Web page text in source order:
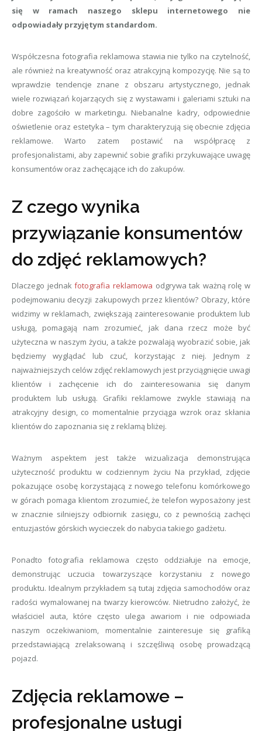
się w ramach naszego sklepu internetowego nie
odpowiadały przyjętym standardom.
Współczesna fotografia reklamowa stawia nie tylko na czytelność,
ale również na kreatywność oraz atrakcyjną kompozycję. Nie są to
wprawdzie tendencje znane z obszaru artystycznego, jednak
wiele rozwiązań kojarzących się z wystawami i galeriami sztuki na
dobre zagościło w marketingu. Niebanalne kadry, odpowiednie
oświetlenie oraz estetyka – tym charakteryzują się obecnie zdjęcia
reklamowe. Warto zatem postawić na współpracę z
profesjonalistami, aby zapewnić sobie grafiki przykuwające uwagę
konsumentów oraz zachęcające ich do zakupów.
Z czego wynika
przywiązanie konsumentów
do zdjęć reklamowych?
Dlaczego jednakfotografia reklamowa odgrywa tak ważną rolę w
podejmowaniu decyzji zakupowych przez klientów? Obrazy, które
widzimy w reklamach, zwiększają zainteresowanie produktem lub
usługą, pomagają nam zrozumieć, jak dana rzecz może być
użyteczna w naszym życiu, a także pozwalają wyobrazić sobie, jak
będziemy wyglądać lub czuć, korzystając z niej. Jednym z
najważniejszych celów zdjęć reklamowych jest przyciągnięcie uwagi
klientów i zachęcenie ich do zainteresowania się danym
produktem lub usługą. Grafiki reklamowe zwykle stawiają na
atrakcyjny design, co momentalnie przyciąga wzrok oraz skłania
klientów do zapoznania się z reklamą bliżej.
Ważnym aspektem jest także wizualizacja demonstrująca
użyteczność produktu w codziennym życiu Na przykład, zdjęcie
pokazujące osobę korzystającą z nowego telefonu komórkowego
w górach pomaga klientom zrozumieć, że telefon wyposażony jest
w znacznie silniejszy odbiornik zasięgu, co z pewnością zachęci
entuzjastów górskich wycieczek do nabycia takiego gadżetu.
Ponadto fotografia reklamowa często oddziałuje na emocje,
demonstrując uczucia towarzyszące korzystaniu z nowego
produktu. Idealnym przykładem są tutaj zdjęcia samochodów oraz
radości wymalowanej na twarzy kierowców. Nietrudno założyć, że
właściciel auta, które często ulega awariom i nie odpowiada
naszym oczekiwaniom, momentalnie zainteresuje się grafiką
przedstawiającą zrelaksowaną i szczęśliwą osobę prowadzącą
pojazd.
Zdjęcia reklamowe –
profesjonalne usługi